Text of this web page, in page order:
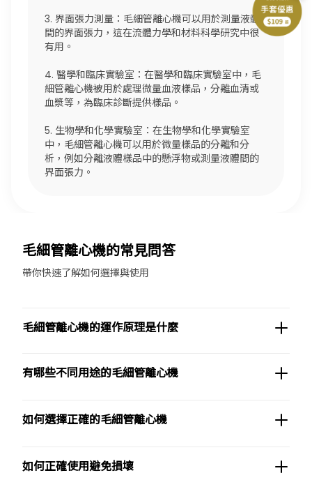
3. 界面張力測量：毛細管離心機可以用於測量液體
間的界面張力，這在流體力學和材料科學研究中很
有用。
4. 醫學和臨床實驗室：在醫學和臨床實驗室中，毛
細管離心機被用於處理微量血液樣品，分離血清或
血漿等，為臨床診斷提供樣品。
5. 生物學和化學實驗室：在生物學和化學實驗室
中，毛細管離心機可以用於微量樣品的分離和分
析，例如分離液體樣品中的懸浮物或測量液體間的
界面張力。
毛細管離心機的常見問答
帶你快速了解如何選擇與使用
毛細管離心機的運作原理是什麼
有哪些不同用途的毛細管離心機
如何選擇正確的毛細管離心機
如何正確使用避免損壞